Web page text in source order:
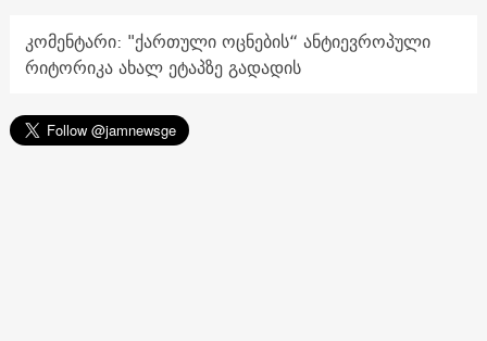
კომენტარი: "ქართული ოცნების“ ანტიევროპული
რიტორიკა ახალ ეტაპზე გადადის